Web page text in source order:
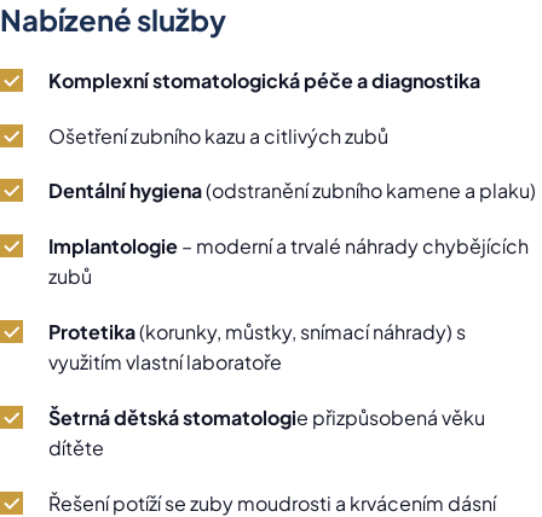
Nabízené služby
Komplexní stomatologická péče a diagnostika
Ošetření zubního kazu a citlivých zubů
Dentální hygiena(odstranění zubního kamene a plaku)
Implantologie– moderní a trvalé náhrady chybějících
zubů
Protetika(korunky, můstky, snímací náhrady) s
využitím vlastní laboratoře
Šetrná dětská stomatologie přizpůsobená věku
dítěte
Řešení potíží se zuby moudrosti a krvácením dásní